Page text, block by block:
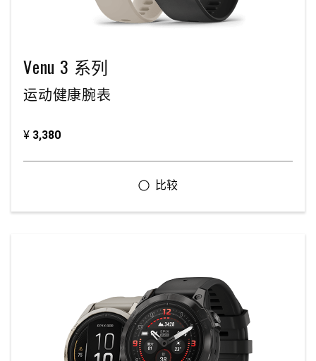
Venu 3 系列
运动健康腕表
¥ 3,380